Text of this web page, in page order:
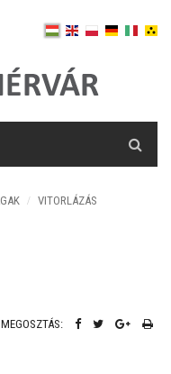
VITORLÁZÁS
MEGOSZTÁS: